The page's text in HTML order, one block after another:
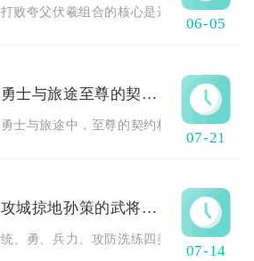
打败夸父伏羲组合的核心是选对克制英雄
06-05
勇士与旅途至尊的契约需要什么
勇士与旅途中，至尊的契约核心需要集齐
07-21
攻城掠地孙策的武将属性对战斗有何影响
统、勇、兵力、攻防洗练四类核心属性直
07-14